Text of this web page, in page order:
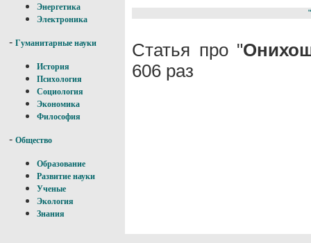
Энергетика
Электроника
- Гуманитарные науки
История
Психология
Социология
Экономика
Философия
- Общество
Образование
Развитие науки
Ученые
Экология
Знания
Статья про "
606 раз